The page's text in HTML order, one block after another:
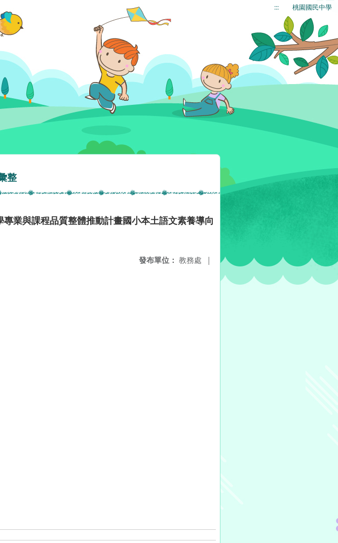
::: 桃園國民中學
整
業與課程品質整體推動計畫國小本土語文素養導向
發布單位： 教務處 |